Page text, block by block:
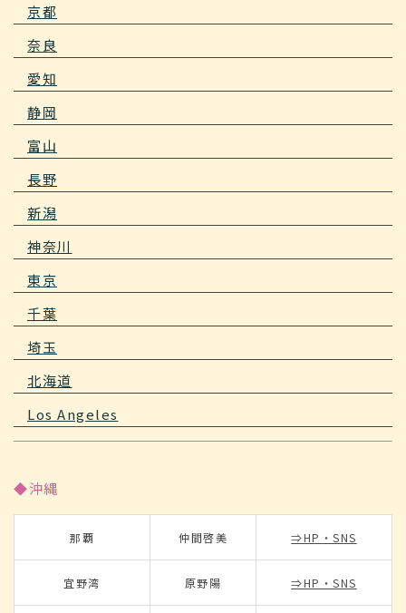
京都
奈良
愛知
静岡
富山
長野
新潟
神奈川
東京
千葉
埼玉
北海道
Los Angeles
◆沖縄
那覇 仲間啓美 ⇒HP・SNS
宜野湾 原野陽 ⇒HP・SNS